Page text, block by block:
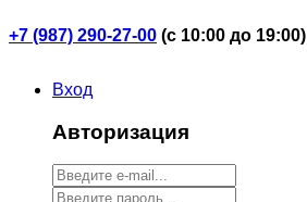
+7 (987) 290-27-00 (с 10:00 до 19:00)
Вход
Авторизация